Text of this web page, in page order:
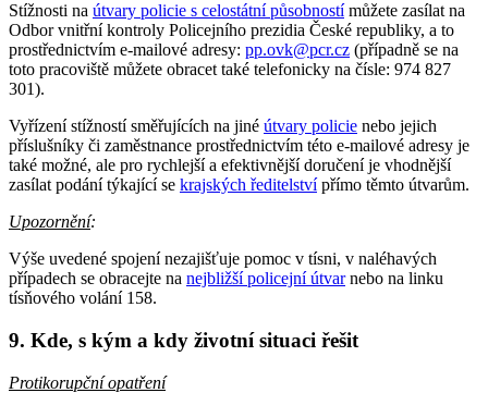
Stížnosti na útvary policie s celostátní působností můžete zasílat na
Odbor vnitřní kontroly Policejního prezidia České republiky, a to
prostřednictvím e-mailové adresy: pp.ovk@pcr.cz (případně se na
toto pracoviště můžete obracet také telefonicky na čísle: 974 827
301).
Vyřízení stížností směřujících na jiné útvary policie nebo jejich
příslušníky či zaměstnance prostřednictvím této e-mailové adresy je
také možné, ale pro rychlejší a efektivnější doručení je vhodnější
zasílat podání týkající se krajských ředitelství přímo těmto útvarům.
Upozornění:
Výše uvedené spojení nezajišťuje pomoc v tísni, v naléhavých
případech se obracejte na nejbližší policejní útvarnebo na linku
tísňového volání 158.
9. Kde, s kým a kdy životní situaci řešit
Protikorupční opatření